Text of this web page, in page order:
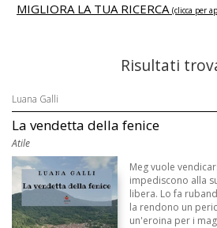
MIGLIORA LA TUA RICERCA (clicca per
Risultati
Luana Galli
La vendetta della fenice
Atile
Meg vuole
impediscono alla
libera. Lo fa
la rendono un
un'eroina per i